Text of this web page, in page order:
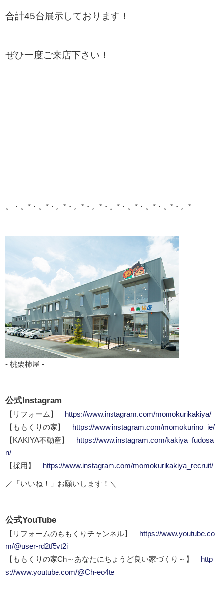
合計45台展示しております！
ぜひ一度ご来店下さい！
。・。*・。*・。*・。*・。*・。*・。*・。*・。*・。*
- 桃栗柿屋 -
公式Instagram
【リフォーム】
https://www.instagram.com/momokurikakiya/
【ももくりの家】
https://www.instagram.com/momokurino_ie/
【KAKIYA不動産】
https://www.instagram.com/kakiya_fudosa
n/
【採用】
https://www.instagram.com/momokurikakiya_recruit/
／「いいね！」お願いします！＼
公式YouTube
【リフォームのももくりチャンネル】
https://www.youtube.co
m/@user-rd2tf5vt2i
【ももくりの家Ch～あなたにちょうど良い家づくり～】
http
s://www.youtube.com/@Ch-eo4te